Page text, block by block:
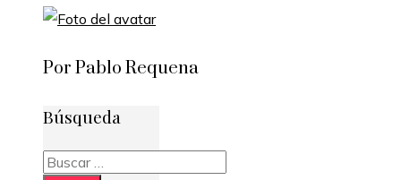
Por Pablo Requena
Búsqueda
Buscar: